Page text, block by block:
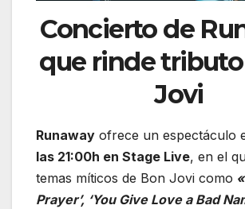
Concierto de
que rinde
Jovi
Runaway ofrece un espectáculo
las 21:00h en Stage Live, en el
temas míticos de Bon Jovi como
Prayer’, ‘You Give Love a Bad